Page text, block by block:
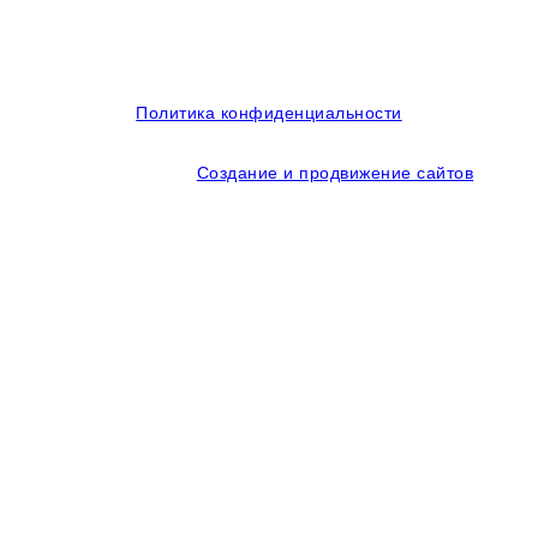
Политика конфиденциальности
Создание и продвижение сайтов